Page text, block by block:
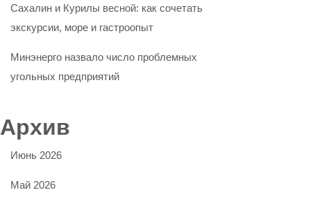
Сахалин и Курилы весной: как сочетать
экскурсии, море и гастроопыт
Минэнерго назвало число проблемных
угольных предприятий
Архив
Июнь 2026
Май 2026